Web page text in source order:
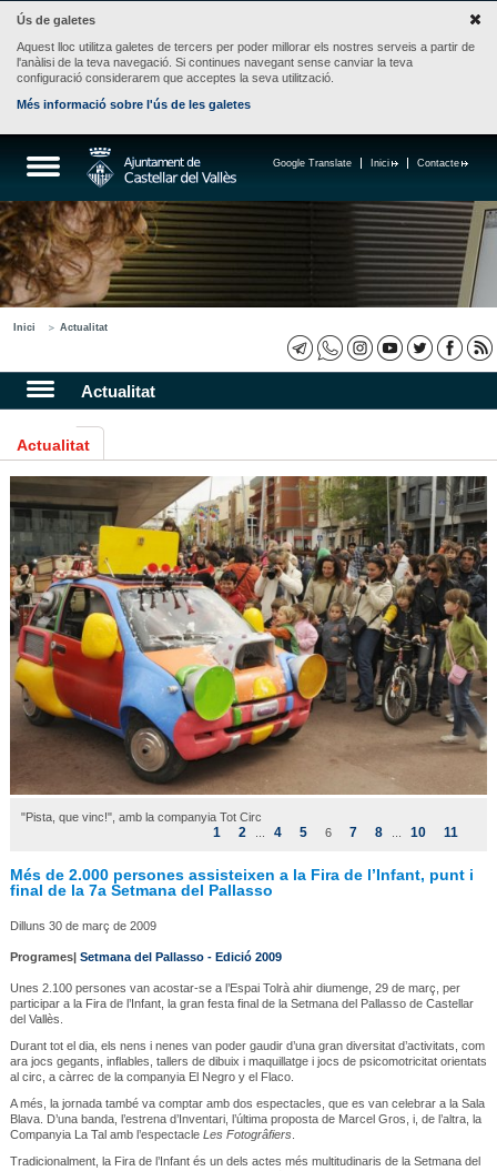
Ús de galetes
Aquest lloc utilitza galetes de tercers per poder millorar els nostres serveis a partir de
l'anàlisi de la teva navegació. Si continues navegant sense canviar la teva
configuració considerarem que acceptes la seva utilització.
Més informació sobre l'ús de les galetes
Contacte
Inici
Google Translate
Inici Actualitat
Actualitat
Actualitat
"Pista, que vinc!", amb la companyia Tot Circ
1 2 4 5 6 7 8 10 11
Més de 2.000 persones assisteixen a la Fira de l’Infant, punt i
final de la 7a Setmana del Pallasso
Dilluns 30 de març de 2009
Programes| Setmana del Pallasso - Edició 2009
Unes 2.100 persones van acostar-se a l’Espai Tolrà ahir diumenge, 29 de març, per
participar a la Fira de l’Infant, la gran festa final de la Setmana del Pallasso de Castellar
del Vallès.
Durant tot el dia, els nens i nenes van poder gaudir d’una gran diversitat d’activitats, com
ara jocs gegants, inflables, tallers de dibuix i maquillatge i jocs de psicomotricitat orientats
al circ, a càrrec de la companyia El Negro y el Flaco.
A més, la jornada també va comptar amb dos espectacles, que es van celebrar a la Sala
Blava. D’una banda, l’estrena d’Inventari, l’última proposta de Marcel Gros, i, de l’altra, la
Companyia La Tal amb l’espectacle Les Fotogrâfiers.
Tradicionalment, la Fira de l’Infant és un dels actes més multitudinaris de la Setmana del